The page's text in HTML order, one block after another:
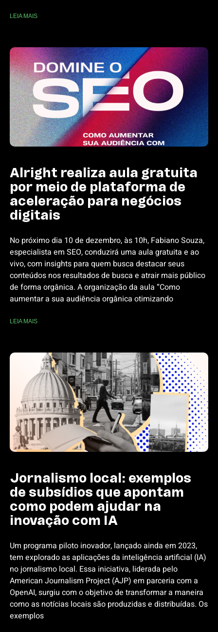
LEIA MAIS
Alright realiza aula gratuita
por meio de plataforma de
aceleração para negócios
digitais
No próximo dia 10 de dezembro, às 10h, Fabiano Souza,
especialista em SEO, conduzirá uma aula gratuita e ao
vivo, com insights para quem busca destacar seus
conteúdos nos resultados de busca e atrair mais público
de forma orgânica. A organização da aula “Como
aumentar a sua audiência orgânica otimizando
LEIA MAIS
Jornalismo local: exemplos
de subsídios que apontam
como podem ajudar na
inovação com IA
Um programa piloto inovador, lançado ainda em 2023,
tem explorado as aplicações da inteligência artificial (IA)
no jornalismo local. Essa iniciativa, liderada pelo
American Journalism Project (AJP) em parceria com a
OpenAI, surgiu com o objetivo de transformar a maneira
como as notícias locais são produzidas e distribuídas. Os
exemplos